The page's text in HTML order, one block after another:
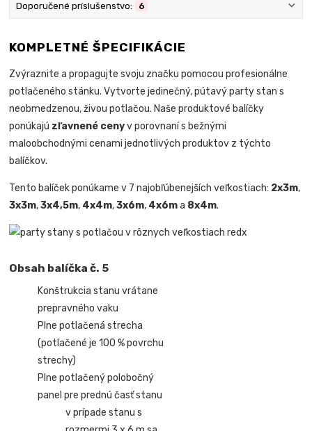
Doporučené príslušenstvo: 6
KOMPLETNÉ ŠPECIFIKÁCIE
Zvýraznite a propagujte svoju značku pomocou profesionálne
potlačeného stánku. Vytvorte jedinečný, pútavý party stan s
neobmedzenou, živou potlačou. Naše produktové balíčky
ponúkajú zľavnené cenyv porovnaní s bežnými
maloobchodnými cenami jednotlivých produktov z týchto
balíčkov.
Tento balíček ponúkame v 7 najobľúbenejších veľkostiach: 2x3m,
3x3m,3x4,5m, 4x4m,3x6m, 4x6ma 8x4m.
Obsah balíčka č. 5
Konštrukcia stanu vrátane
prepravného vaku
Plne potlačená strecha
(potlačené je 100 % povrchu
strechy)
Plne potlačený polobočný
panel pre prednú časť stanu
v prípade stanu s